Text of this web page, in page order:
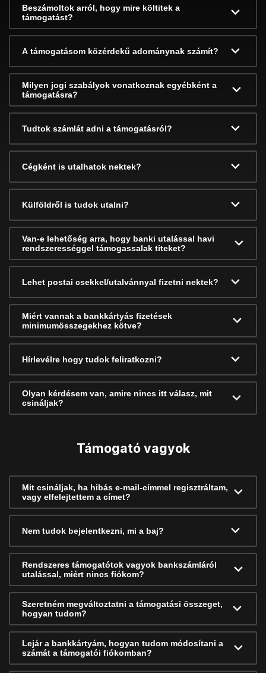
Beszámoltok arról, hogy mire költitek a
támogatást?
A támogatásom közérdekű adománynak számít?
Milyen jogi szabályok vonatkoznak egyébként a
támogatásra?
Tudtok számlát adni a támogatásról?
Cégként is utalhatok nektek?
Külföldről is tudok utalni?
Van-e lehetőség arra, hogy banki utalással havi
rendszerességgel támogassalak titeket?
Lehet postai csekkel/utalvánnyal fizetni nektek?
Miért vannak a bankkártyás fizetések
minimumösszegekhez kötve?
Hírlevélre hogy tudok feliratkozni?
Olyan kérdésem van, amire nincs itt válasz, mit
csináljak?
Támogató vagyok
Mit csináljak, ha hibás e-mail-címmel regisztráltam,
vagy elfelejtettem a címet?
Nem tudok bejelentkezni, mi a baj?
Rendszeres támogatótok vagyok bankszámláról
utalással, miért nincs fiókom?
Szeretném megváltoztatni a támogatási összeget,
hogyan tudom?
Lejár a bankkártyám, hogyan tudom módosítani a
számát a támogatói fiókomban?